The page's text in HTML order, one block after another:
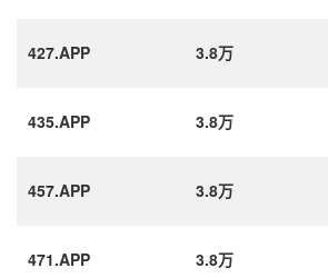
427.APP 3.8万
435.APP 3.8万
457.APP 3.8万
471.APP 3.8万